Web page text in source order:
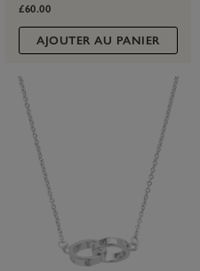
£60.00
AJOUTER AU PANIER